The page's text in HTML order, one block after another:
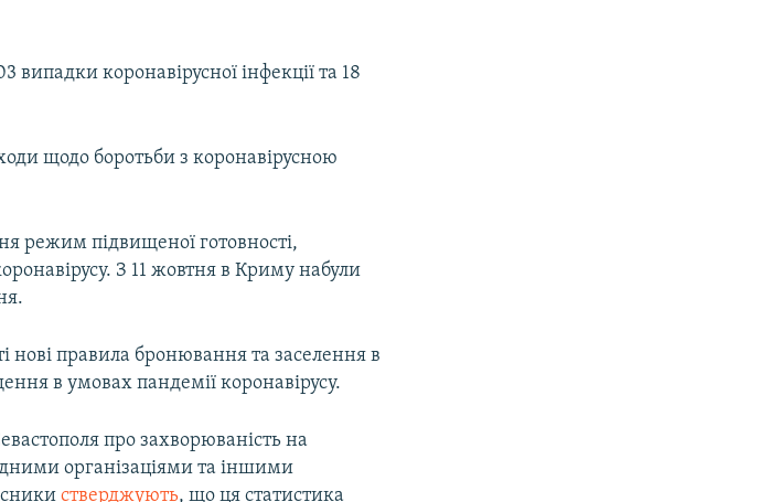
коронавірусної інфекції та 18
щодо боротьби з коронавірусною
режим підвищеної готовності,
З 11 жовтня в Криму набули
нові правила бронювання та заселення в
в умовах пандемії коронавірусу.
про захворюваність на
організаціями та іншими
стверджують, що ця статистика